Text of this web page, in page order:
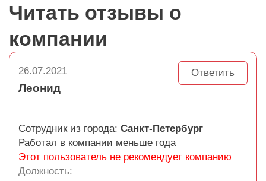
Читать отзывы о
компании
26.07.2021 Ответить
Леонид
Сотрудник из города: Санкт-Петербург
Работал в компании меньше года
Этот пользователь не рекомендует компанию
Должность: